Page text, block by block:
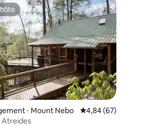
la base de 90 commentaires : 4,89 sur 5
⋅ Mount Nebo Évaluation moyenne
4,84 (67)
Atreides